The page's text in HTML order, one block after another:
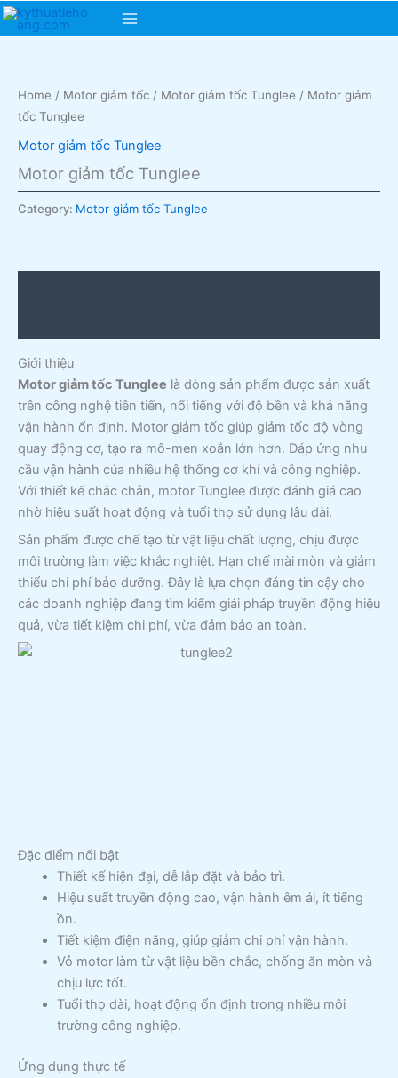
Skip
Main
Home / Motor giảm tốc / Motor giảm tốc Tunglee / Motor giảm
tốc Tunglee
Motor giảm tốc Tunglee
Motor giảm tốc Tunglee
Category: Motor giảm tốc Tunglee
Giới thiệu
Motor giảm tốc Tunglee là dòng sản phẩm được sản xuất
trên công nghệ tiên tiến, nổi tiếng với độ bền và khả năng
vận hành ổn định. Motor giảm tốc giúp giảm tốc độ vòng
quay động cơ, tạo ra mô-men xoắn lớn hơn. Đáp ứng nhu
cầu vận hành của nhiều hệ thống cơ khí và công nghiệp.
Với thiết kế chắc chắn, motor Tunglee được đánh giá cao
nhờ hiệu suất hoạt động và tuổi thọ sử dụng lâu dài.
Sản phẩm được chế tạo từ vật liệu chất lượng, chịu được
môi trường làm việc khắc nghiệt. Hạn chế mài mòn và giảm
thiểu chi phí bảo dưỡng. Đây là lựa chọn đáng tin cậy cho
các doanh nghiệp đang tìm kiếm giải pháp truyền động hiệu
quả, vừa tiết kiệm chi phí, vừa đảm bảo an toàn.
Đặc điểm nổi bật
Thiết kế hiện đại, dễ lắp đặt và bảo trì.
Hiệu suất truyền động cao, vận hành êm ái, ít tiếng
ồn.
Tiết kiệm điện năng, giúp giảm chi phí vận hành.
Vỏ motor làm từ vật liệu bền chắc, chống ăn mòn và
chịu lực tốt.
Tuổi thọ dài, hoạt động ổn định trong nhiều môi
trường công nghiệp.
Ứng dụng thực tế